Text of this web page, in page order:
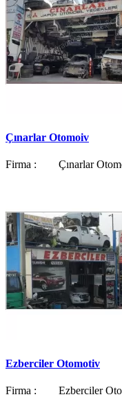
Çınarlar Otomoiv
Firma : Çınarlar
Ezberciler Otomotiv
Firma : Ezberciler